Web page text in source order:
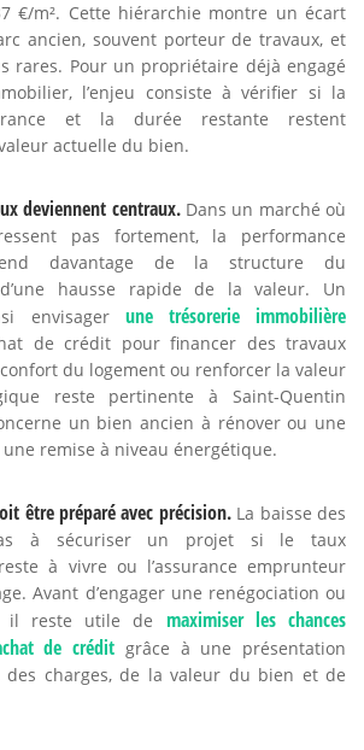
€/m². Cette hiérarchie montre un écart
ancien, souvent porteur de travaux, et
rares. Pour un propriétaire déjà engagé
l’enjeu consiste à vérifier si la
et la durée restante restent
actuelle du bien.
deviennent centraux.Dans un marché où
pas fortement, la performance
davantage de la structure du
hausse rapide de la valeur. Un
envisager une trésorerie immobilière
de crédit pour financer des travaux
du logement ou renforcer la valeur
reste pertinente à Saint-Quentin
un bien ancien à rénover ou une
remise à niveau énergétique.
être préparé avec précision.La baisse des
à sécuriser un projet si le taux
à vivre ou l’assurance emprunteur
Avant d’engager une renégociation ou
il reste utile de maximiser les chances
de crédit grâce à une présentation
des charges, de la valeur du bien et de